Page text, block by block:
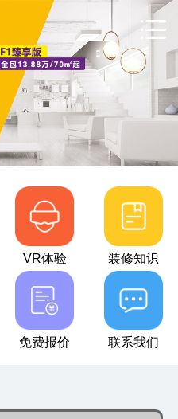
VR体验 装修知识
免费报价 联系我们